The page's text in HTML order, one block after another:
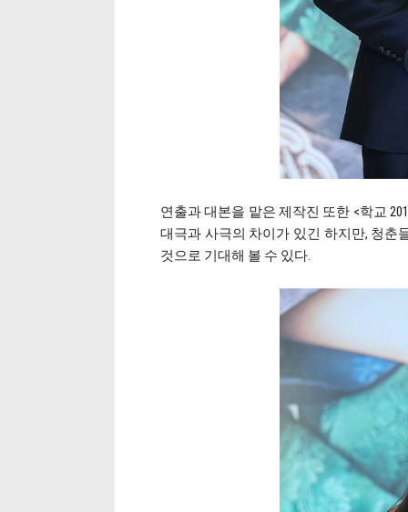
연출과 대본을 맡은 제작진 또한 <학교
대극과 사극의 차이가 있긴 하지만, 청춘
것으로 기대해 볼 수 있다.